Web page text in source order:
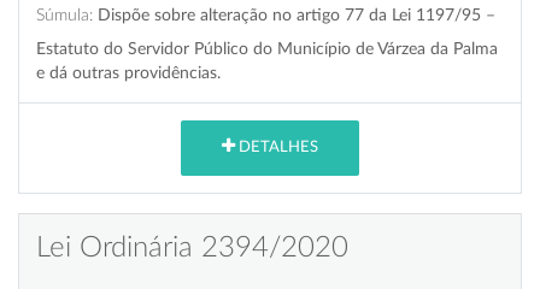
Súmula: Dispõe sobre alteração no artigo 77 da Lei 1197/95 –
Estatuto do Servidor Público do Município de Várzea da Palma
e dá outras providências.
DETALHES
Lei Ordinária 2394/2020